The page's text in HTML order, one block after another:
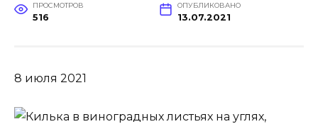
ПРОСМОТРОВ
516
ОПУБЛИКОВАНО
13.07.2021
8 июля 2021